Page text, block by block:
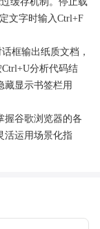
文字时输入Ctrl+F
框输出纸质文档，
分析代码结
藏显示书签栏用
握谷歌浏览器的各
活运用场景化指